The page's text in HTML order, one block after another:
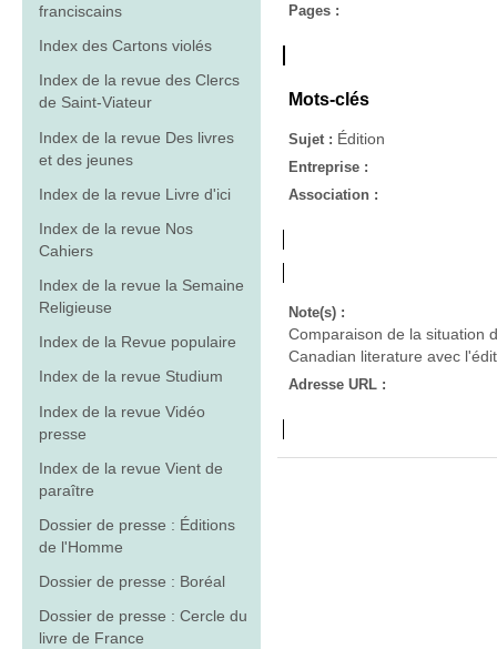
franciscains
Index des Cartons violés
Index de la revue des Clercs
de Saint-Viateur
Index de la revue Des livres
et des jeunes
Index de la revue Livre d'ici
Index de la revue Nos
Cahiers
Index de la revue la Semaine
Religieuse
Index de la Revue populaire
Index de la revue Studium
Index de la revue Vidéo
presse
Index de la revue Vient de
paraître
Dossier de presse : Éditions
de l'Homme
Dossier de presse : Boréal
Dossier de presse : Cercle du
livre de France
Pages :
Mots-clés
Sujet : Édition
Entreprise :
Association :
Note(s) :
Comparaison de la situation
Canadian literature avec
Adresse URL :